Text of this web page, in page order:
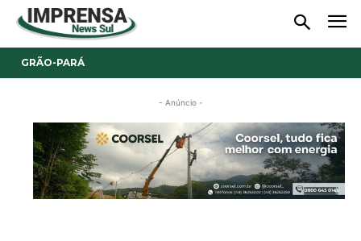
GRÃO-PARÁ
- Anúncio -